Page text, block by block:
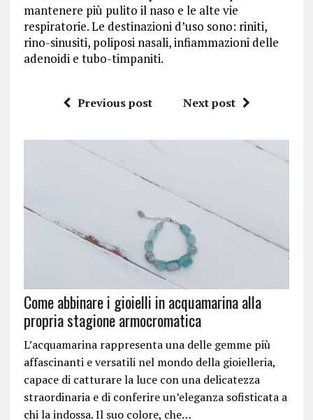
mantenere più pulito il naso e le alte vie
respiratorie. Le destinazioni d’uso sono: riniti,
rino-sinusiti, poliposi nasali, infiammazioni delle
adenoidi e tubo-timpaniti.
Previous post Next post
Come abbinare i gioielli in acquamarina alla
propria stagione armocromatica
L’acquamarina rappresenta una delle gemme più
affascinanti e versatili nel mondo della gioielleria,
capace di catturare la luce con una delicatezza
straordinaria e di conferire un’eleganza sofisticata a
chi la indossa. Il suo colore, che…